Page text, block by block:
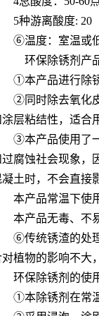
钢铁脱漆剂
5种游离酸度: 20
⑥温度：室温或
环保除锈剂产
①本产品进行除
②同时除去氧化
层粘结性，适合
③本产品使用了
过腐蚀社会现象，
土时，不会直接
本产品常温下使
本产品无毒、不
⑥传统锈渣的处
植物的影响不大
环保除锈剂的使
①本除锈剂在常